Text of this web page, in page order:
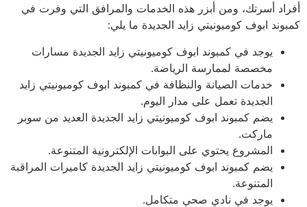
أفراد أسرتك، ومن أبزر هذه الخدمات والمرافق التي وفرت في
كمبوند ابوف كوميونيتي زايد الجديدة ما يلي:
يوجد في كمبوند ابوف كوميونيتي زايد الجديدة مسارات
مخصصة لممارسة الرياضة.
خدمات الصيانة والنظافة في كمبوند ابوف كوميونيتي زايد
الجديدة تعمل على مدار اليوم.
يضم كمبوند ابوف كوميونيتي زايد الجديدة العديد من سوبر
ماركت.
المشروع يحتوي على البوابات الإلكترونية المتنوعة.
يضم كمبوند ابوف كوميونيتي زايد الجديدة كاميرات المراقبة
المتنوعة.
يوجد في نادي صحي متكامل.